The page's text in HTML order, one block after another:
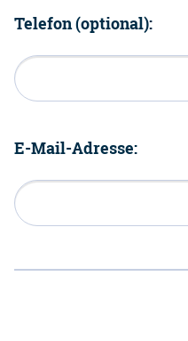
Telefon (optional):
E-Mail-Adresse: